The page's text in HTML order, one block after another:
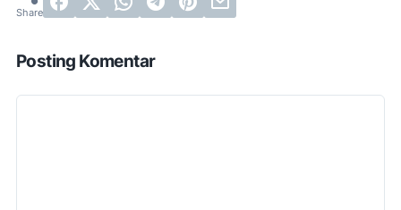
Posting Komentar